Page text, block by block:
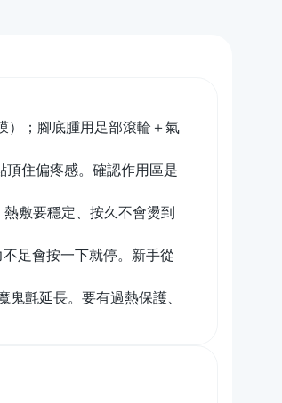
）；腳底腫用足部滾輪＋氣
住偏疼感。確認作用區是
敷要穩定、按久不會燙到
足會按一下就停。新手從
氈延長。要有過熱保護、